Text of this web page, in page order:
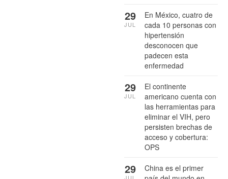
En México, cuatro de
cada 10 personas con
hipertensión
desconocen que
padecen esta
enfermedad
29
JUL
El continente
americano cuenta con
las herramientas para
eliminar el VIH, pero
persisten brechas de
acceso y cobertura:
OPS
29
JUL
China es el primer
29